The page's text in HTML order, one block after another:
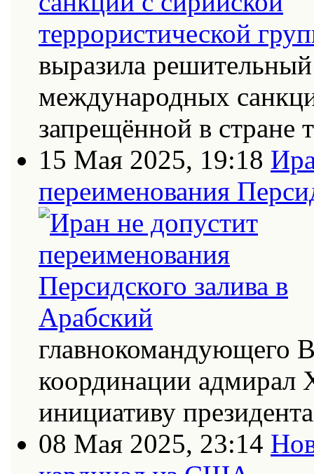
выразила
международных
запрещённой в стране
15 Мая 2025, 19:18
переименования
главнокомандующего
координации адмирал
инициативу
08 Мая 2025, 23:14